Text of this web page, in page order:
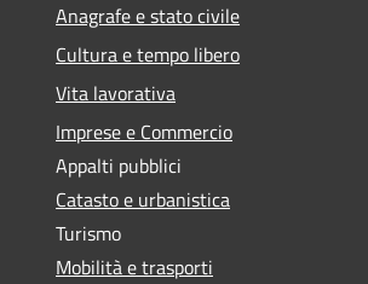
Anagrafe e stato civile
Cultura e tempo libero
Vita lavorativa
Imprese e Commercio
Appalti pubblici
Catasto e urbanistica
Turismo
Mobilità e trasporti